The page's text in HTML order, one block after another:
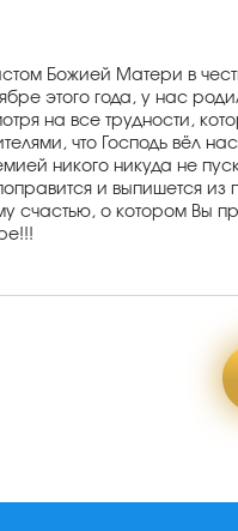
Божией Матери в
этого года, у нас
на все трудности,
что Господь
никого никуда не
и выпишется из
счастью, о котором Вы